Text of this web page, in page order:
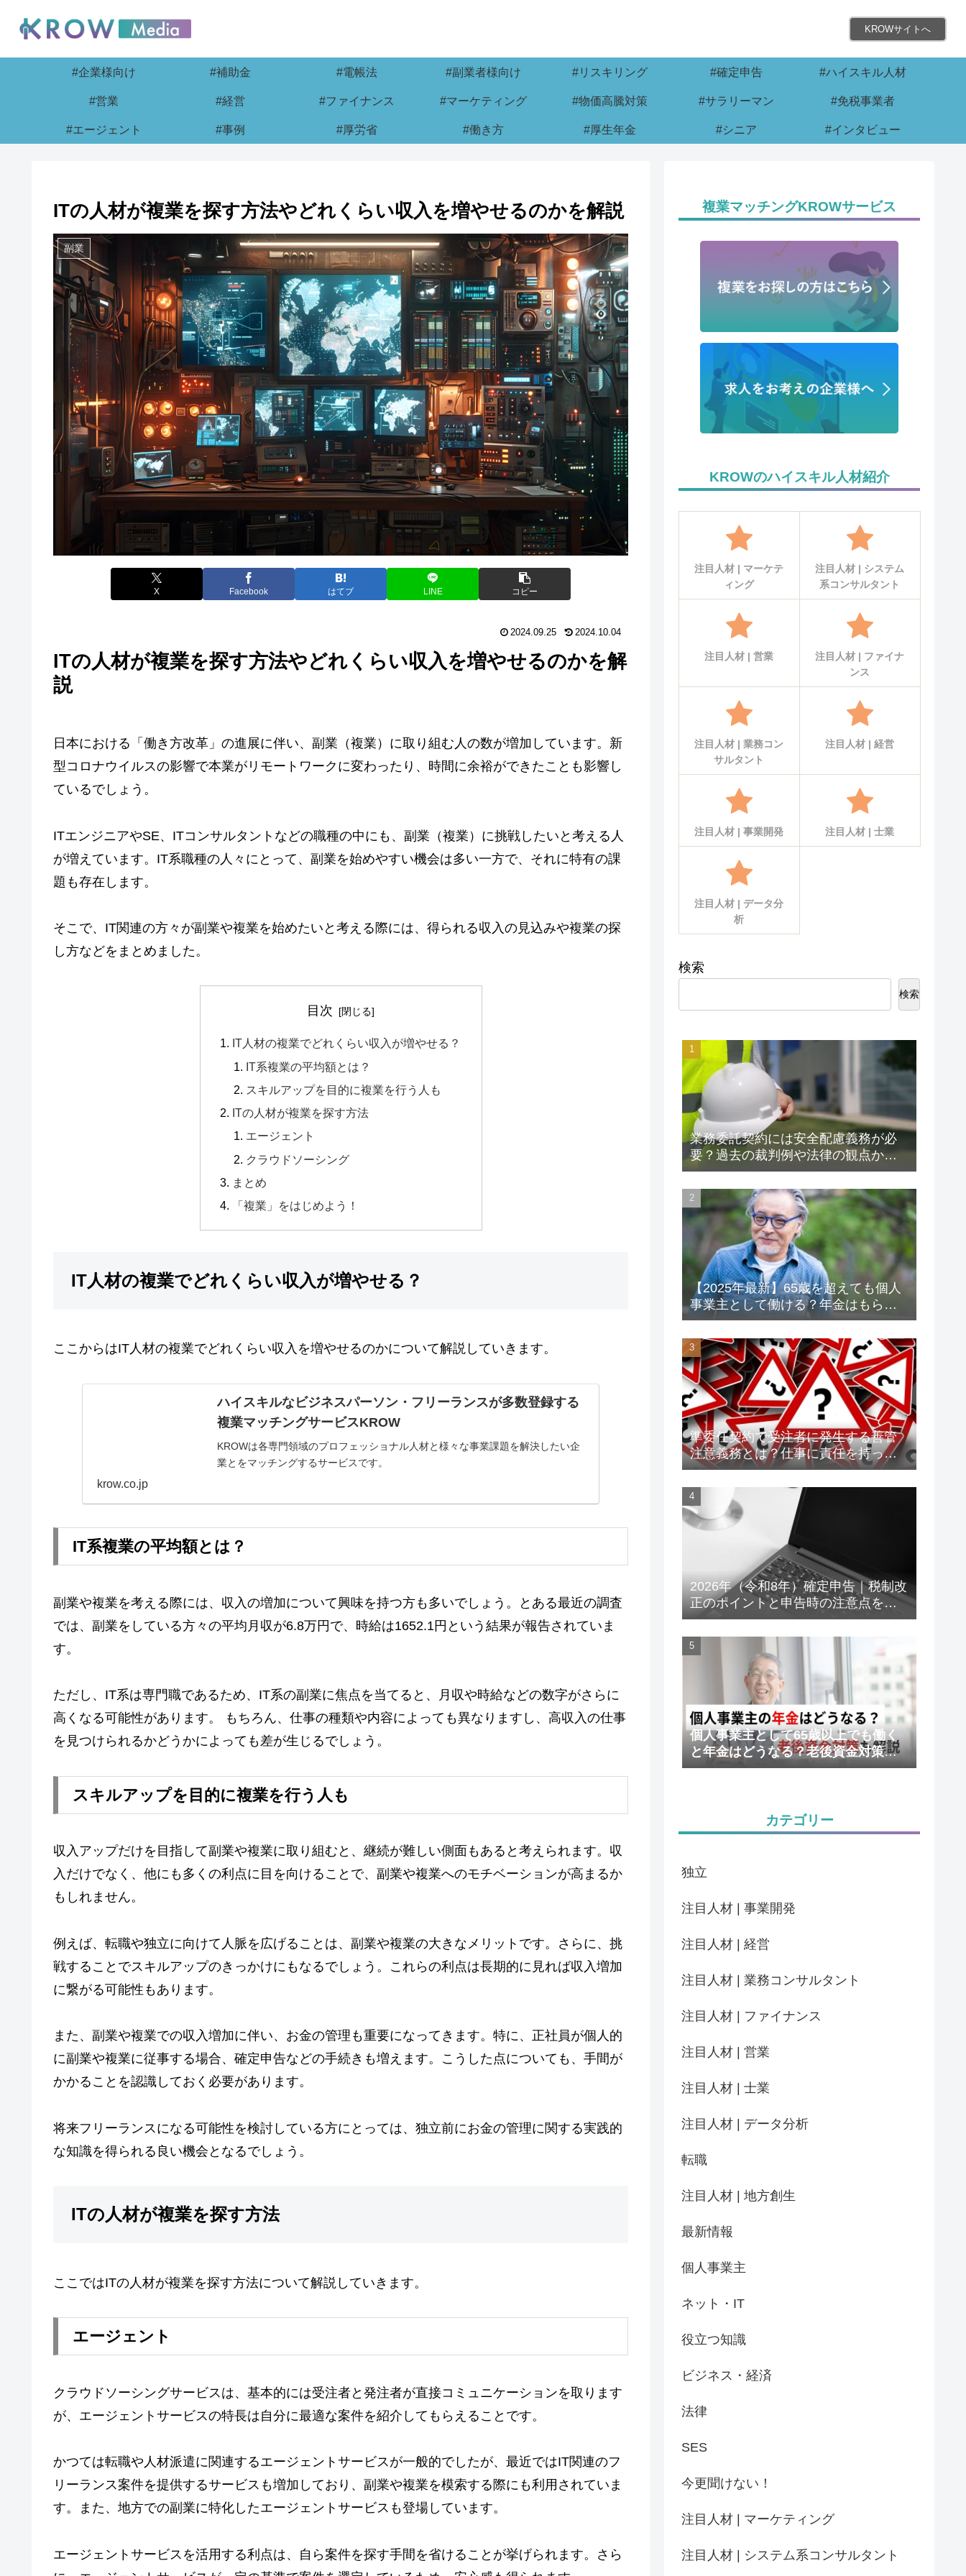
KROWサイトへ
#企業様向け #補助金 #電帳法 #副業者様向け #リスキリング #確定申告 #ハイスキル人材
#営業 #経営 #ファイナンス #マーケティング #物価高騰対策 #サラリーマン #免税事業者
#エージェント #事例 #厚労省 #働き方 #厚生年金 #シニア #インタビュー
ITの人材が複業を探す方法やどれくらい収入を増やせるのかを解説
副業
X Facebook はてブ LINE コピー
2024.09.25 2024.10.04
ITの人材が複業を探す方法やどれくらい収入を増やせるのかを解
説
日本における「働き方改革」の進展に伴い、副業（複業）に取り組む人の数が増加しています。新
型コロナウイルスの影響で本業がリモートワークに変わったり、時間に余裕ができたことも影響し
ているでしょう。
ITエンジニアやSE、ITコンサルタントなどの職種の中にも、副業（複業）に挑戦したいと考える人
が増えています。IT系職種の人々にとって、副業を始めやすい機会は多い一方で、それに特有の課
題も存在します。
そこで、IT関連の方々が副業や複業を始めたいと考える際には、得られる収入の見込みや複業の探
し方などをまとめました。
目次
IT人材の複業でどれくらい収入が増やせる？
IT系複業の平均額とは？
スキルアップを目的に複業を行う人も
ITの人材が複業を探す方法
エージェント
クラウドソーシング
まとめ
「複業」をはじめよう！
IT人材の複業でどれくらい収入が増やせる？
ここからはIT人材の複業でどれくらい収入を増やせるのかについて解説していきます。
ハイスキルなビジネスパーソン・フリーランスが多数登録する
複業マッチングサービスKROW
KROWは各専門領域のプロフェッショナル人材と様々な事業課題を解決したい企
業とをマッチングするサービスです。
krow.co.jp
IT系複業の平均額とは？
副業や複業を考える際には、収入の増加について興味を持つ方も多いでしょう。とある最近の調査
では、副業をしている方々の平均月収が6.8万円で、時給は1652.1円という結果が報告されていま
す。
ただし、IT系は専門職であるため、IT系の副業に焦点を当てると、月収や時給などの数字がさらに
高くなる可能性があります。 もちろん、仕事の種類や内容によっても異なりますし、高収入の仕事
を見つけられるかどうかによっても差が生じるでしょう。
スキルアップを目的に複業を行う人も
収入アップだけを目指して副業や複業に取り組むと、継続が難しい側面もあると考えられます。収
入だけでなく、他にも多くの利点に目を向けることで、副業や複業へのモチベーションが高まるか
もしれません。
例えば、転職や独立に向けて人脈を広げることは、副業や複業の大きなメリットです。さらに、挑
戦することでスキルアップのきっかけにもなるでしょう。これらの利点は長期的に見れば収入増加
に繋がる可能性もあります。
また、副業や複業での収入増加に伴い、お金の管理も重要になってきます。特に、正社員が個人的
に副業や複業に従事する場合、確定申告などの手続きも増えます。こうした点についても、手間が
かかることを認識しておく必要があります。
将来フリーランスになる可能性を検討している方にとっては、独立前にお金の管理に関する実践的
な知識を得られる良い機会となるでしょう。
ITの人材が複業を探す方法
ここではITの人材が複業を探す方法について解説していきます。
エージェント
クラウドソーシングサービスは、基本的には受注者と発注者が直接コミュニケーションを取ります
が、エージェントサービスの特長は自分に最適な案件を紹介してもらえることです。
かつては転職や人材派遣に関連するエージェントサービスが一般的でしたが、最近ではIT関連のフ
リーランス案件を提供するサービスも増加しており、副業や複業を模索する際にも利用されていま
す。また、地方での副業に特化したエージェントサービスも登場しています。
エージェントサービスを活用する利点は、自ら案件を探す手間を省けることが挙げられます。さら
複業マッチングKROWサービス
KROWのハイスキル人材紹介
注目人材 | マーケテ
ィング
注目人材 | システム
系コンサルタント
注目人材 | 営業
注目人材 | ファイナ
ンス
注目人材 | 業務コン
サルタント
注目人材 | 経営
注目人材 | 事業開発 注目人材 | 士業
注目人材 | データ分
析
検索
検索
業務委託契約には安全配慮義務が必
要？過去の裁判例や法律の観点から
解説します！
【2025年最新】65歳を超えても個人
事業主として働ける？年金はもらえ
る？老後資金対策も解説！
準委任契約で受注者に発生する善管
注意義務とは？仕事に責任を持って
トラブルを未然に防ごう！
2026年（令和8年）確定申告｜税制改
正のポイントと申告時の注意点をわ
かりやすく解説
個人事業主として65歳以上でも働く
と年金はどうなる？老後資金対策も
解説
カテゴリー
独立
注目人材 | 事業開発
注目人材 | 経営
注目人材 | 業務コンサルタント
注目人材 | ファイナンス
注目人材 | 営業
注目人材 | 士業
注目人材 | データ分析
転職
注目人材 | 地方創生
最新情報
個人事業主
ネット・IT
役立つ知識
ビジネス・経済
法律
SES
今更聞けない！
注目人材 | マーケティング
注目人材 | システム系コンサルタント